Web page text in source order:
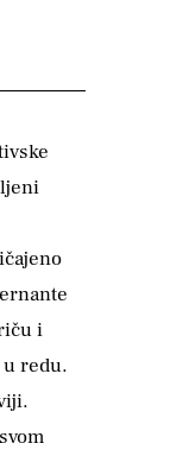
i
redu.